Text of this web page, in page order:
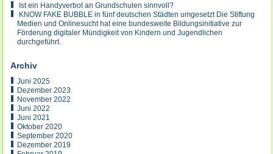
Ist ein Handyverbot an Grundschulen sinnvoll?
KNOW FAKE BUBBLE in fünf deutschen Städten umgesetzt Die Stiftung
Medien und Onlinesucht hat eine bundesweite Bildungsinitiative zur
Förderung digitaler Mündigkeit von Kindern und Jugendlichen
durchgeführt.
Archiv
Juni 2025
Dezember 2023
November 2022
Juni 2022
Juni 2021
Oktober 2020
September 2020
Dezember 2019